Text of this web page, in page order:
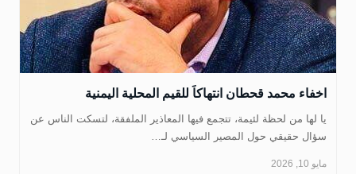
اخفاء محمد قحطان انتهاكاَ للقيم المحلية اليمنية
‏يا لها من لحظة لئيمة، تتجمع فيها المعاذير الملفقة، لتسكت الناس عن
سؤال حقيقي حول المصير السياسي لـ…
مايو 10, 2026